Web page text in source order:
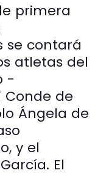
primera
se contará
atletas del
-
Conde de
Ángela de
y el
El